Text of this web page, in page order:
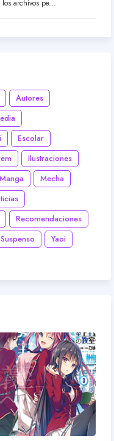
archivos pe...
Autores
Escolar
Ilustraciones
Manga
Mecha
Recomendaciones
Suspenso
Yaoi